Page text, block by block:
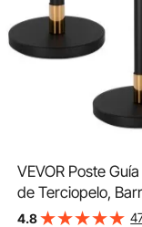
VEVOR Poste
de Terciopelo,
Multitudes con
4.8